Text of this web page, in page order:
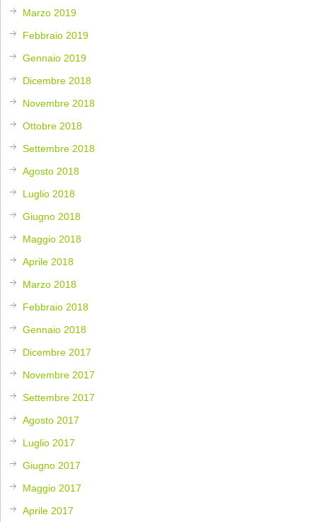
Marzo 2019
Febbraio 2019
Gennaio 2019
Dicembre 2018
Novembre 2018
Ottobre 2018
Settembre 2018
Agosto 2018
Luglio 2018
Giugno 2018
Maggio 2018
Aprile 2018
Marzo 2018
Febbraio 2018
Gennaio 2018
Dicembre 2017
Novembre 2017
Settembre 2017
Agosto 2017
Luglio 2017
Giugno 2017
Maggio 2017
Aprile 2017